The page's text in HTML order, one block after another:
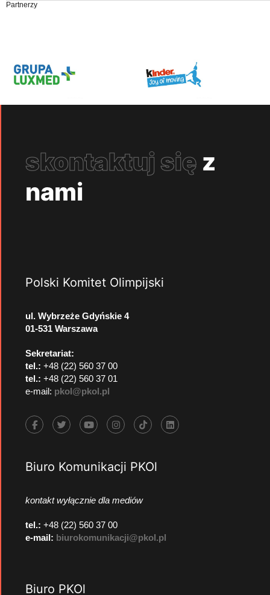
Partnerzy
skontaktuj się z
nami
Polski Komitet Olimpijski
ul. Wybrzeże Gdyńskie 4
01-531 Warszawa
Sekretariat:
tel.: +48 (22) 560 37 00
tel.: +48 (22) 560 37 01
e-mail: pkol@pkol.pl
Biuro Komunikacji PKOl
kontakt wyłącznie dla mediów
tel.: +48 (22) 560 37 00
e-mail: biurokomunikacji@pkol.pl
Biuro PKOl